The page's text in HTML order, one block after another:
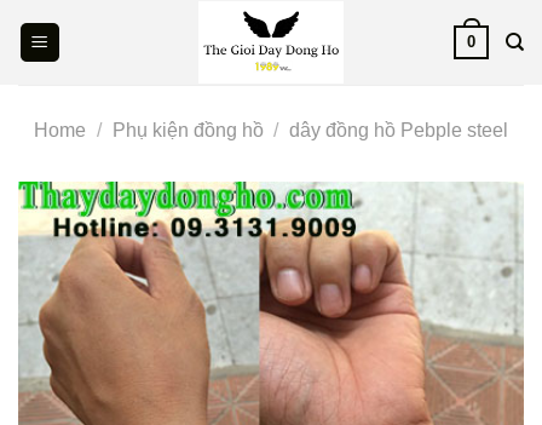
0
Home / Phụ kiện đồng hồ / dây đồng hồ Pebple steel